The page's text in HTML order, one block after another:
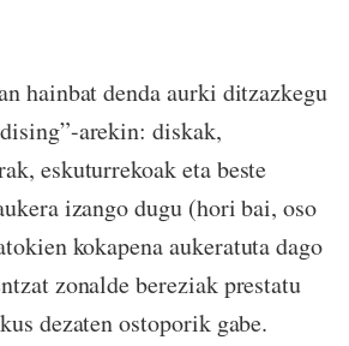
hainbat denda aurki ditzazkegu
arekin: diskak,
eskuturrekoak eta beste
izango dugu (hori bai, oso
kokapena aukeratuta dago
zonalde bereziak prestatu
dezaten ostoporik gabe.